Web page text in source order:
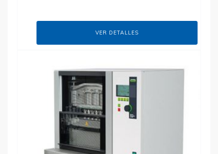
VER DETALLES